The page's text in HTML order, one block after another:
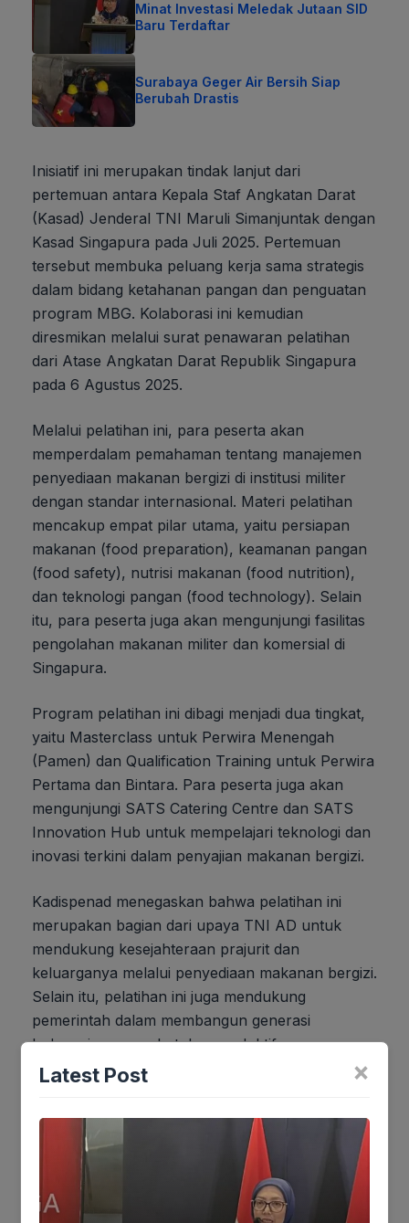
Minat Investasi Meledak Jutaan SID
Baru Terdaftar
Surabaya Geger Air Bersih Siap
Berubah Drastis
Inisiatif ini merupakan tindak lanjut dari
pertemuan antara Kepala Staf Angkatan Darat
(Kasad) Jenderal TNI Maruli Simanjuntak dengan
Kasad Singapura pada Juli 2025. Pertemuan
tersebut membuka peluang kerja sama strategis
dalam bidang ketahanan pangan dan penguatan
program MBG. Kolaborasi ini kemudian
diresmikan melalui surat penawaran pelatihan
dari Atase Angkatan Darat Republik Singapura
pada 6 Agustus 2025.
Melalui pelatihan ini, para peserta akan
memperdalam pemahaman tentang manajemen
penyediaan makanan bergizi di institusi militer
dengan standar internasional. Materi pelatihan
mencakup empat pilar utama, yaitu persiapan
makanan (food preparation), keamanan pangan
(food safety), nutrisi makanan (food nutrition),
dan teknologi pangan (food technology). Selain
itu, para peserta juga akan mengunjungi fasilitas
pengolahan makanan militer dan komersial di
Singapura.
Program pelatihan ini dibagi menjadi dua tingkat,
yaitu Masterclass untuk Perwira Menengah
(Pamen) dan Qualification Training untuk Perwira
Pertama dan Bintara. Para peserta juga akan
mengunjungi SATS Catering Centre dan SATS
Innovation Hub untuk mempelajari teknologi dan
inovasi terkini dalam penyajian makanan bergizi.
Kadispenad menegaskan bahwa pelatihan ini
merupakan bagian dari upaya TNI AD untuk
mendukung kesejahteraan prajurit dan
keluarganya melalui penyediaan makanan bergizi.
Selain itu, pelatihan ini juga mendukung
pemerintah dalam membangun generasi
Indonesia yang sehat dan produktif.
untuk mempresentasikan hasil pembelajaran
mereka, menyusun panduan teknis (how-to
guide), dan menerapkan sistem manajemen
makanan institusional di lingkungan Satuan
Penyelenggara Program Gizi (SPPG) TNI AD.
×
Latest Post